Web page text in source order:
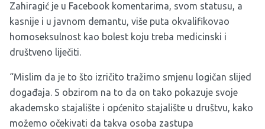
Zahiragić je u Facebook komentarima, svom statusu, a
kasnije i u javnom demantu, više puta okvalifikovao
homoseksulnost kao bolest koju treba medicinski i
društveno liječiti.
“Mislim da je to što izričito tražimo smjenu logičan slijed
događaja. S obzirom na to da on tako pokazuje svoje
akademsko stajalište i općenito stajalište u društvu, kako
možemo očekivati da takva osoba zastupa